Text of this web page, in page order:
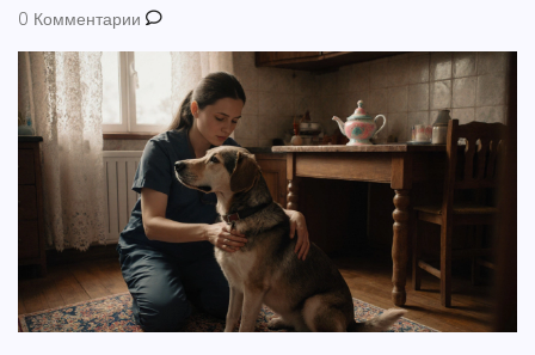
0 Комментарии